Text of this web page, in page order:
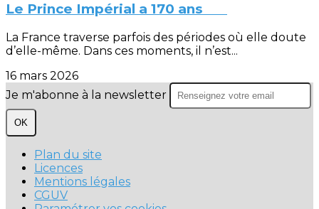
Le Prince Impérial a 170 ans
La France traverse parfois des périodes où elle doute
d’elle-même. Dans ces moments, il n’est...
16 mars 2026
Je m'abonne à la newsletter
OK
Plan du site
Licences
Mentions légales
CGUV